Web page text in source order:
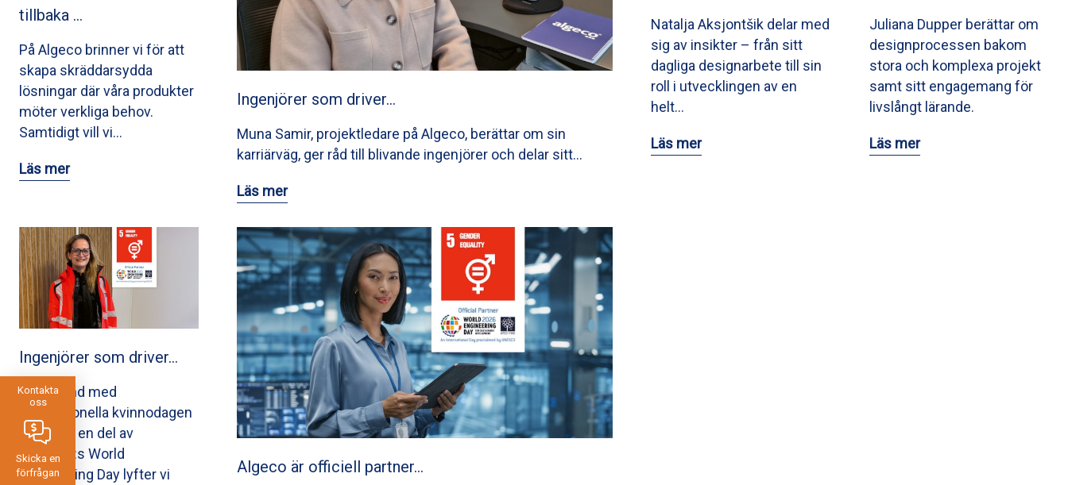
Kontakta
oss
Skicka en
förfrågan
tillbaka …
På Algeco brinner vi för att
skapa skräddarsydda
lösningar där våra produkter
möter verkliga behov.
Samtidigt vill vi…
Läs mer
Ingenjörer som driver…
Muna Samir, projektledare på Algeco, berättar om sin
karriärväg, ger råd till blivande ingenjörer och delar sitt…
Läs mer
Natalja Aksjontšik delar med
sig av insikter – från sitt
dagliga designarbete till sin
roll i utvecklingen av en
helt…
Läs mer
Juliana Dupper berättar om
designprocessen bakom
stora och komplexa projekt
samt sitt engagemang för
livslångt lärande.
Läs mer
Ingenjörer som driver…
I samband med
Internationella kvinnodagen
och som en del av
UNESCO:s World
Engineering Day lyfter vi
Algeco är officiell partner…